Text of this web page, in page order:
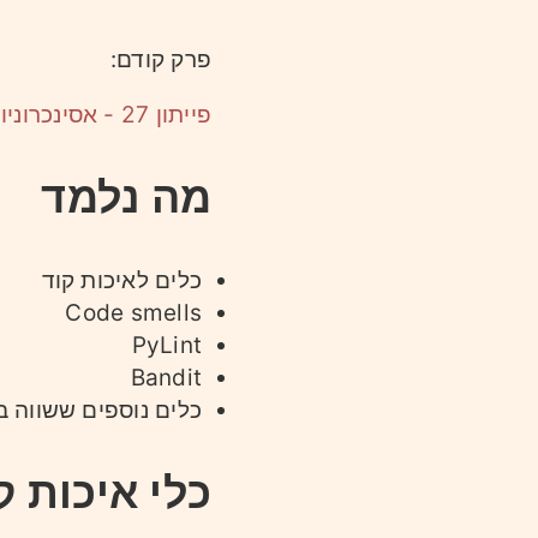
פרק קודם:
פייתון 27 - אסינכרוניות חלק ב
מה נלמד
כלים לאיכות קוד
Code smells
PyLint
Bandit
כלים נוספים ששווה
כלי איכות